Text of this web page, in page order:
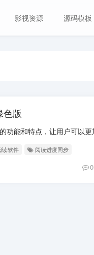
影视资源 源码模板
色版
读软件 阅读进度同步
0